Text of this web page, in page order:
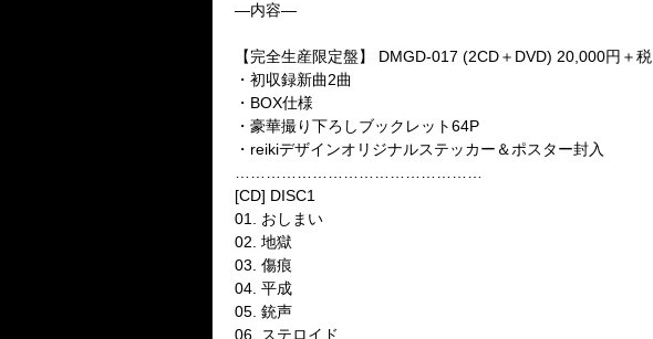
—内容—
【完全生産限定盤】 DMGD-017 (2CD＋DVD) 20,000円＋税
・初収録新曲2曲
・BOX仕様
・豪華撮り下ろしブックレット64P
・reikiデザインオリジナルステッカー＆ポスター封入
[CD] DISC1
01. おしまい
02. 地獄
03. 傷痕
04. 平成
05. 銃声
06. ステロイド